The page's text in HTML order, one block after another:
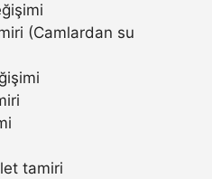
(Camlardan su
tamiri